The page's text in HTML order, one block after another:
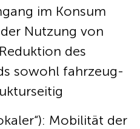
im Konsum
Nutzung von
des
sowohl fahrzeug-
Mobilität der